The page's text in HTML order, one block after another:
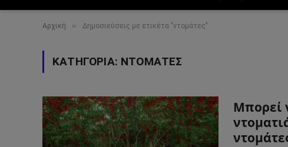
Αρχική » Δημοσιεύσεις με ετικέτα "ντομάτες"
ΚΑΤΗΓΟΡΊΑ: ΝΤΟΜΆΤΕΣ
Μπορεί